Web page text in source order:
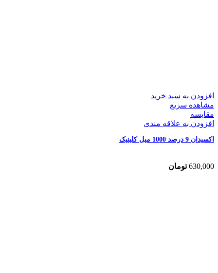
افزودن به سبد خرید
مشاهده سریع
مقایسه
افزودن به علاقه مندی
اکسیدان 9 درصد 1000 میل کلینیک
630,000 تومان